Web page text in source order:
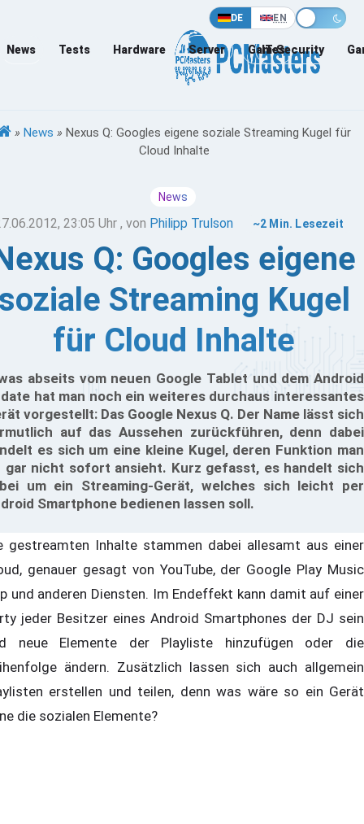
DE EN
News Tests Hardware Server Games
IT-Security
» News » Nexus Q: Googles eigene soziale Streaming Kugel für
Cloud Inhalte
News
23:05 Uhr , von Philipp Trulson ~2 Min. Lesezeit
Q: Googles eigene
Streaming Kugel
für Cloud Inhalte
abseits vom neuen Google Tablet und dem Android
hat man noch ein weiteres durchaus interessantes
vorgestellt: Das Google Nexus Q. Der Name lässt sich
auf das Aussehen zurückführen, denn dabei
es sich um eine kleine Kugel, deren Funktion man
gar nicht sofort ansieht. Kurz gefasst, es handelt sich
um ein Streaming-Gerät, welches sich leicht per
Smartphone bedienen lassen soll.
gestreamten Inhalte stammen dabei allesamt aus einer
genauer gesagt von YouTube, der Google Play Music
und anderen Diensten. Im Endeffekt kann damit auf einer
jeder Besitzer eines Android Smartphones der DJ sein
neue Elemente der Playliste hinzufügen oder die
ändern. Zusätzlich lassen sich auch allgemein
erstellen und teilen, denn was wäre so ein Gerät
die sozialen Elemente?